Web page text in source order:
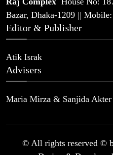
Bazar, Dhaka-1209 ||
Editor & Publisher
Atik Israk
Advisers
Maria Mirza & Sanjida Akter
© All rights reserved ©